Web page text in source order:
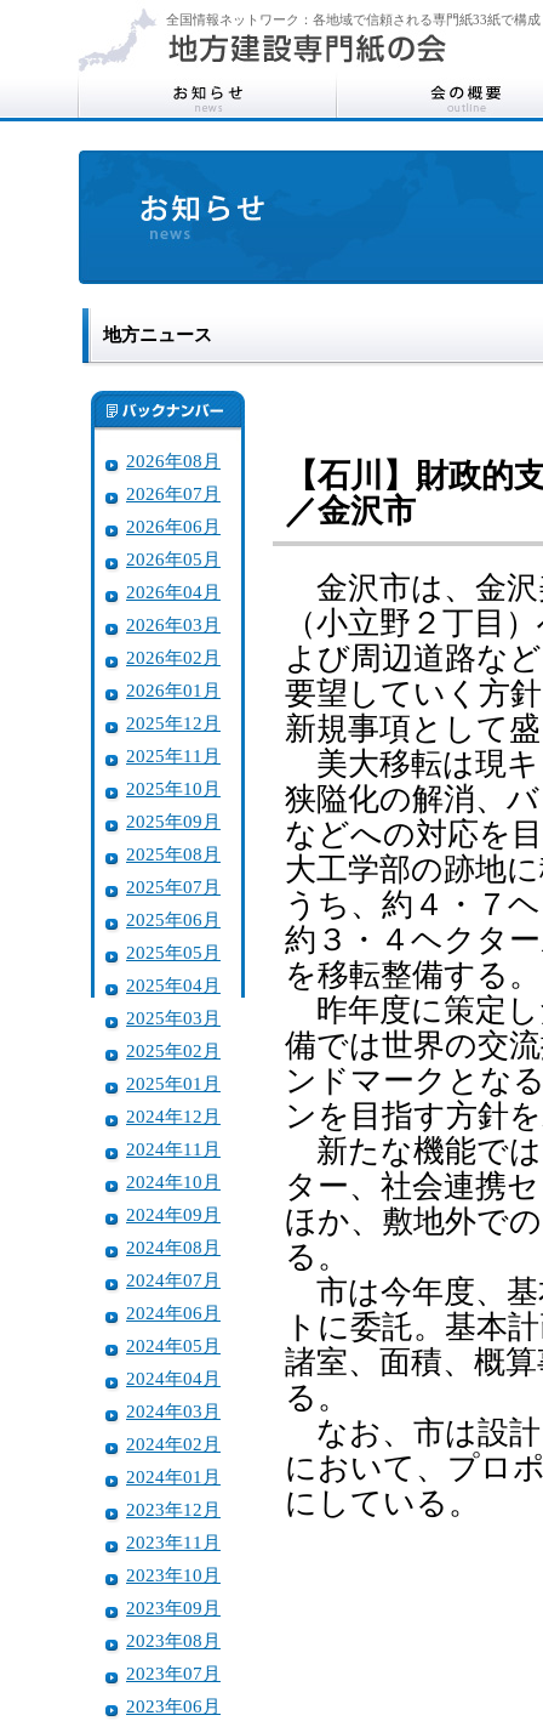
全国情報ネットワーク：各地域で信頼される専門紙33紙で構成
地方ニュース
2026年08月
2026年07月
2026年06月
2026年05月
2026年04月
2026年03月
2026年02月
2026年01月
2025年12月
2025年11月
2025年10月
2025年09月
2025年08月
2025年07月
2025年06月
2025年05月
2025年04月
2025年03月
2025年02月
2025年01月
2024年12月
2024年11月
2024年10月
2024年09月
2024年08月
2024年07月
2024年06月
2024年05月
2024年04月
2024年03月
2024年02月
2024年01月
2023年12月
2023年11月
2023年10月
2023年09月
2023年08月
2023年07月
2023年06月
【石川】財政的
／金沢市
金沢市は、金沢
（小立野２丁目
よび周辺道路な
要望していく方
新規事項として
美大移転は現キ
狭隘化の解消、
などへの対応を
大工学部の跡地
うち、約４・７
約３・４ヘクタ
を移転整備する。
昨年度に策定し
備では世界の交
ンドマークとな
ンを目指す方針
新たな機能で
ター、社会連携
ほか、敷地外で
る。
市は今年度、基
トに委託。基本
諸室、面積、概
る。
なお、市は設計
において、プロ
にしている。